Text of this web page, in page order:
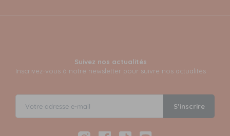
Suivez nos actualités
Inscrivez-vous à notre newsletter pour suivre nos actualités
S’inscrire